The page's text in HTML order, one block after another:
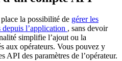
la possibilité de gérer les
l’application , sans devoir
simplifie l’ajout ou la
aux opérateurs. Vous pouvez y
API des paramètres de l’opérateur.